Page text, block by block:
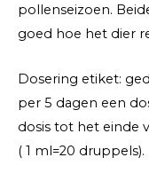
pollenseizoen.
goed hoe het dier
Dosering etiket:
per 5 dagen een
dosis tot het einde
( 1 ml=20 druppels).